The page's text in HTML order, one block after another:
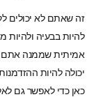
זה שאתם לא יכולים
להיות בבעיה ולהיות
אמיתית שממנה אתם
יכולה להיות
כאן כדי לאפשר גם